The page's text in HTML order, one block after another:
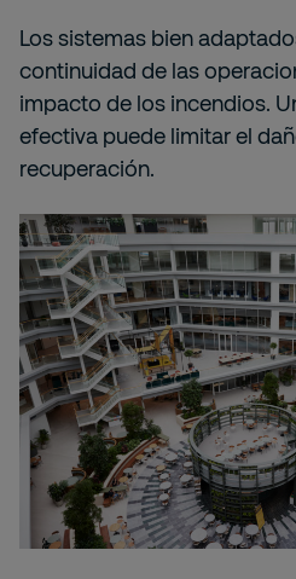
Los sistemas bien
continuidad de las
impacto de los incendios.
efectiva puede limitar el
recuperación.